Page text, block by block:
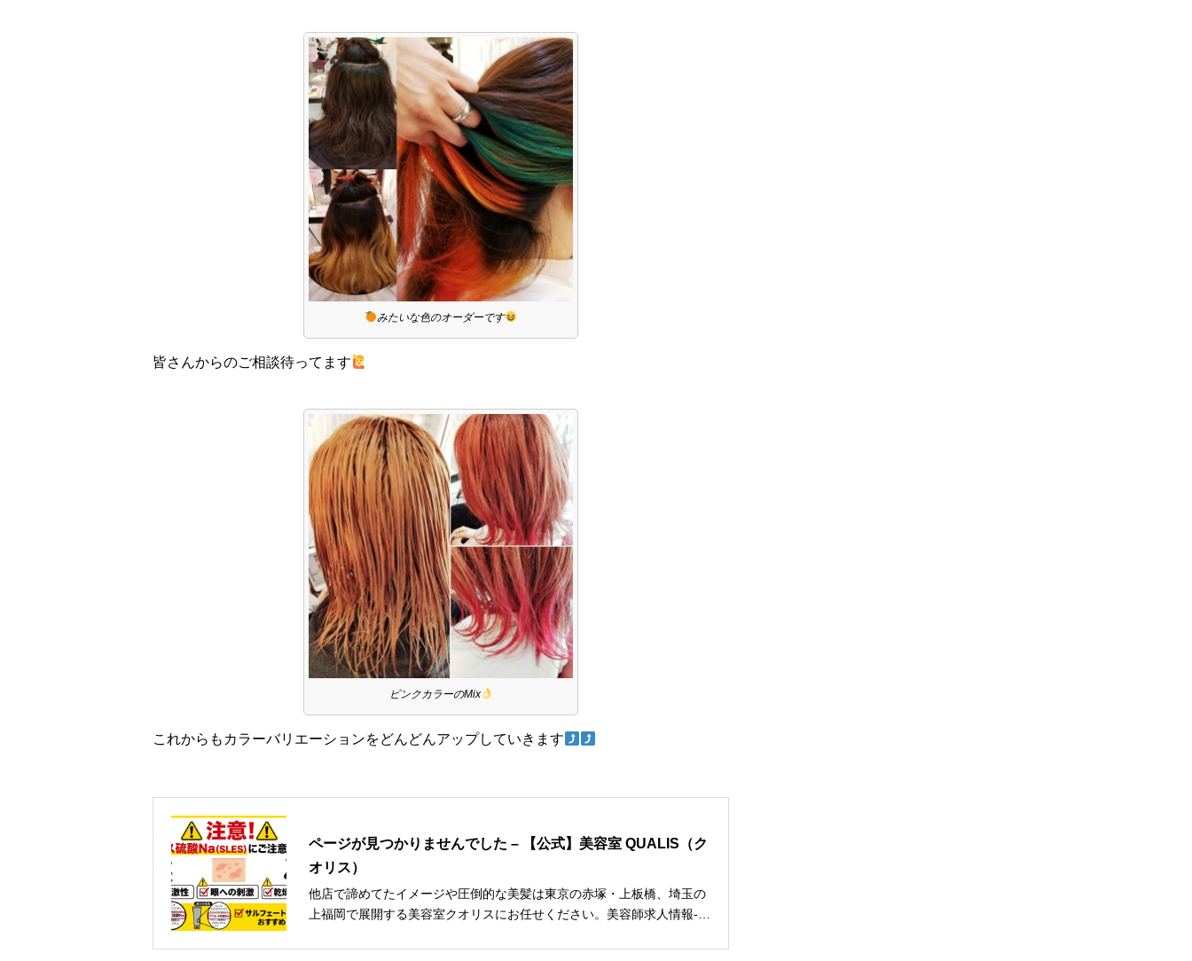
みたいな色のオーダーです
皆さんからのご相談待ってます
ピンクカラーのMix
これからもカラーバリエーションをどんどんアップしていきます
ページが見つかりませんでした – 【公式】美容室 QUALIS（ク
オリス）
他店で諦めてたイメージや圧倒的な美髪は東京の赤塚・上板橋、埼玉の
上福岡で展開する美容室クオリスにお任せください。美容師求人情報-新